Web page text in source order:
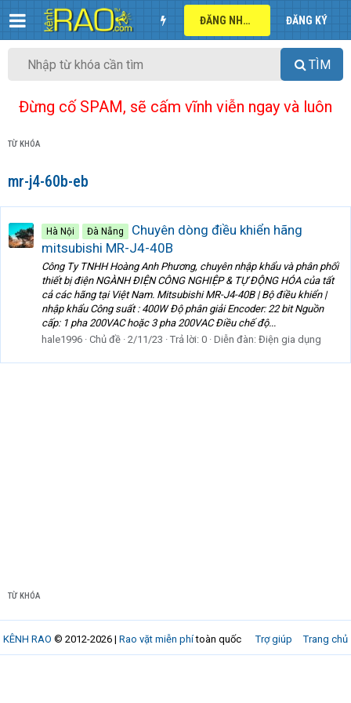
ĐĂNG NHẬP ĐĂNG KÝ
TÌM
Đừng cố SPAM, sẽ cấm vĩnh viễn ngay và luôn
TỪ KHÓA
mr-j4-60b-eb
Hà Nội Đà Nẵng
Chuyên dòng điều khiển hãng
mitsubishi MR-J4-40B
Công Ty TNHH Hoàng Anh Phương, chuyên nhập khẩu và phân phối
thiết bị điện NGÀNH ĐIỆN CÔNG NGHIỆP & TỰ ĐỘNG HÓA của tất
cả các hãng tại Việt Nam. Mitsubishi MR-J4-40B | Bộ điều khiển |
nhập khẩu Công suất : 400W Độ phân giải Encoder: 22 bit Nguồn
cấp: 1 pha 200VAC hoặc 3 pha 200VAC Điều chế độ...
hale1996 Chủ đề 2/11/23 Trả lời: 0 Diễn đàn: Điện gia dụng
TỪ KHÓA
Trợ giúp Trang chủ
KÊNH RAO © 2012-2026 | Rao vặt miễn phítoàn quốc